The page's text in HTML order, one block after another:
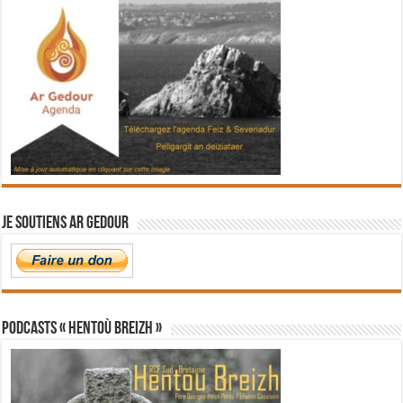
Je soutiens Ar Gedour
PODCASTS « Hentoù Breizh »